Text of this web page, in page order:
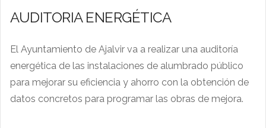
AUDITORIA ENERGÉTICA
El Ayuntamiento de Ajalvir va a realizar una auditoría
energética de las instalaciones de alumbrado público
para mejorar su eficiencia y ahorro con la obtención de
datos concretos para programar las obras de mejora.